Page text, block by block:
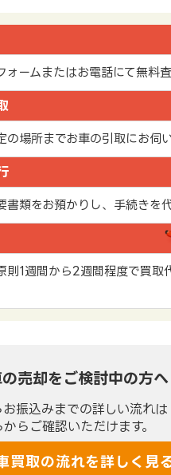
ォームまたはお電話にて無料査
の場所までお車の引取にお伺い
書類をお預かりし、手続きを代
則1週間から2週間程度で買取
売却を ご検討中の方へ
お振込みまでの詳しい流れは
からご確認いただけます。
買取の流れを詳しく見